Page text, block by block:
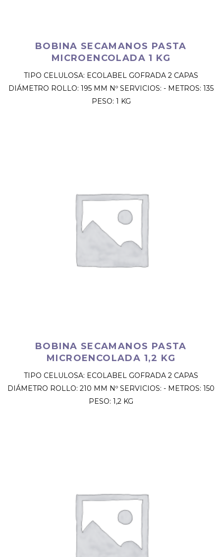
BOBINA SECAMANOS PASTA
MICROENCOLADA 1 KG
TIPO CELULOSA: ECOLABEL GOFRADA 2 CAPAS
DIÁMETRO ROLLO: 195 MM Nº SERVICIOS: - METROS: 135
PESO: 1 KG
BOBINA SECAMANOS PASTA
MICROENCOLADA 1,2 KG
TIPO CELULOSA: ECOLABEL GOFRADA 2 CAPAS
DIÁMETRO ROLLO: 210 MM Nº SERVICIOS: - METROS: 150
PESO: 1,2 KG